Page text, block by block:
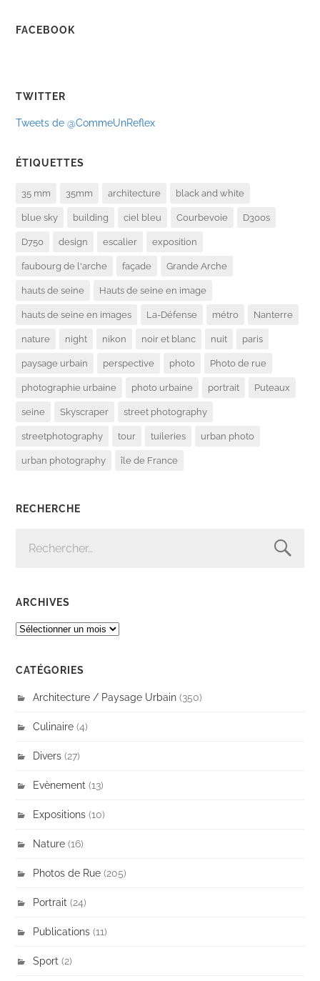
FACEBOOK
TWITTER
Tweets de @CommeUnReflex
ÉTIQUETTES
35 mm 35mm architecture black and white
blue sky building ciel bleu Courbevoie D300s
D750 design escalier exposition
faubourg de l'arche façade Grande Arche
hauts de seine Hauts de seine en image
hauts de seine en images La-Défense métro Nanterre
nature night nikon noir et blanc nuit paris
paysage urbain perspective photo Photo de rue
photographie urbaine photo urbaine portrait Puteaux
seine Skyscraper street photography
streetphotography tour tuileries urban photo
urban photography île de France
RECHERCHE
ARCHIVES
ARCHIVES
CATÉGORIES
Architecture / Paysage Urbain (350)
Culinaire (4)
Divers (27)
Evènement (13)
Expositions (10)
Nature (16)
Photos de Rue (205)
Portrait (24)
Publications (11)
Sport (2)